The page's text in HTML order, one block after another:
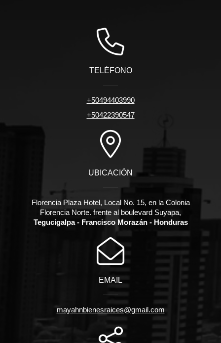
TELÉFONO
+50494403990
+50422390547
UBICACIÓN
Florencia Plaza Hotel, Local No. 15, en la Colonia
Florencia Norte. frente al boulevard Suyapa,
Tegucigalpa - Francisco Morazán - Honduras
EMAIL
mayahnbienesraices@gmail.com